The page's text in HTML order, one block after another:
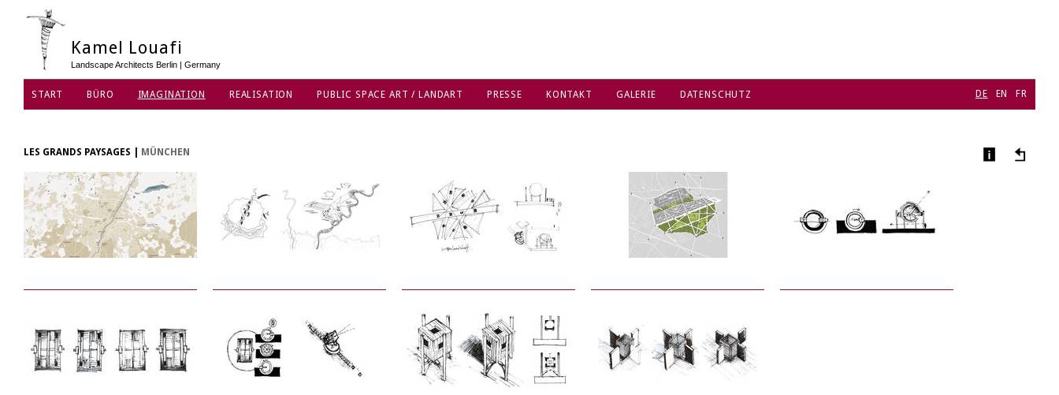
Kamel Louafi
Landscape Architects Berlin | Germany
START BÜRO IMAGINATION REALISATION PUBLIC SPACE ART / LANDART PRESSE KONTAKT GALERIE DATENSCHUTZ DE EN FR
LES GRANDS PAYSAGES MÜNCHEN